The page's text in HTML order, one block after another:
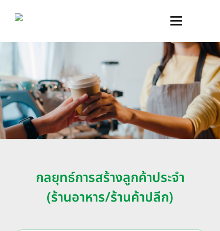
กลยุทธ์การสร้างลูกค้าประจำ
(ร้านอาหาร/ร้านค้าปลีก)